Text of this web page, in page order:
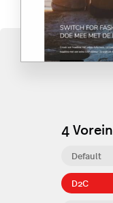
4
Default
D2C